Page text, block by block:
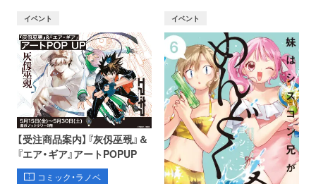
イベント
【受注商品案内】『灰仭巫覡』＆
『エア・ギア』アートPOPUP
コミック・ラノベ
イベント